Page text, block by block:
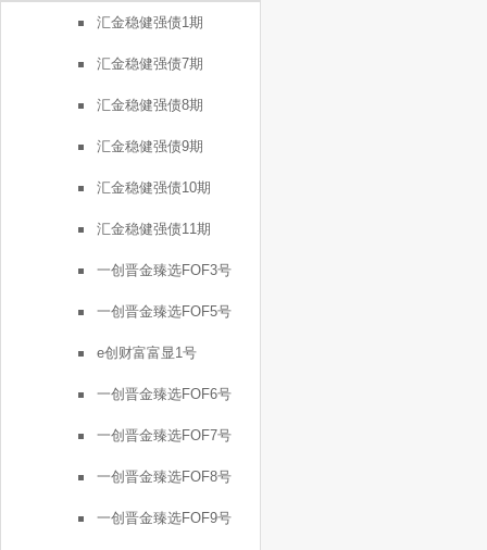
汇金稳健强债1期
汇金稳健强债7期
汇金稳健强债8期
汇金稳健强债9期
汇金稳健强债10期
汇金稳健强债11期
一创晋金臻选FOF3号
一创晋金臻选FOF5号
e创财富富显1号
一创晋金臻选FOF6号
一创晋金臻选FOF7号
一创晋金臻选FOF8号
一创晋金臻选FOF9号